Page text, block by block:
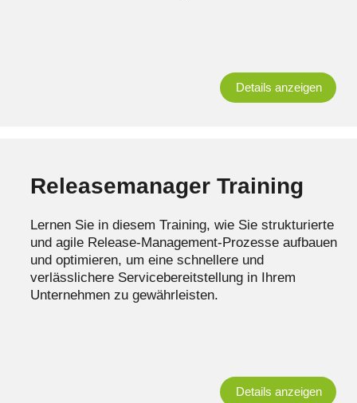
Details anzeigen
Releasemanager Training
Lernen Sie in diesem Training, wie Sie strukturierte
und agile Release-Management-Prozesse aufbauen
und optimieren, um eine schnellere und
verlässlichere Servicebereitstellung in Ihrem
Unternehmen zu gewährleisten.
Details anzeigen